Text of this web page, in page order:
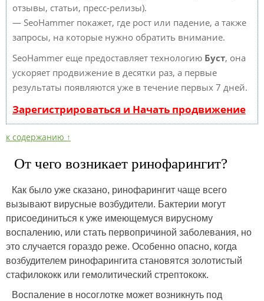
отзывы, статьи, пресс-релизы).
— SeoHammer покажет, где рост или падение, а также
запросы, на которые нужно обратить внимание.
SeoHammer еще предоставляет технологию Буст, она
ускоряет продвижение в десятки раз, а первые
результаты появляются уже в течение первых 7 дней.
Зарегистрироваться и Начать продвижение
к содержанию ↑
От чего возникает ринофарингит?
Как было уже сказано, ринофарингит чаще всего
вызывают вирусные возбудители. Бактерии могут
присоединиться к уже имеющемуся вирусному
воспалению, или стать первопричиной заболевания, но
это случается гораздо реже. Особенно опасно, когда
возбудителем ринофарингита становятся золотистый
стафилококк или гемолитический стрептококк.
Воспаление в носоглотке может возникнуть под